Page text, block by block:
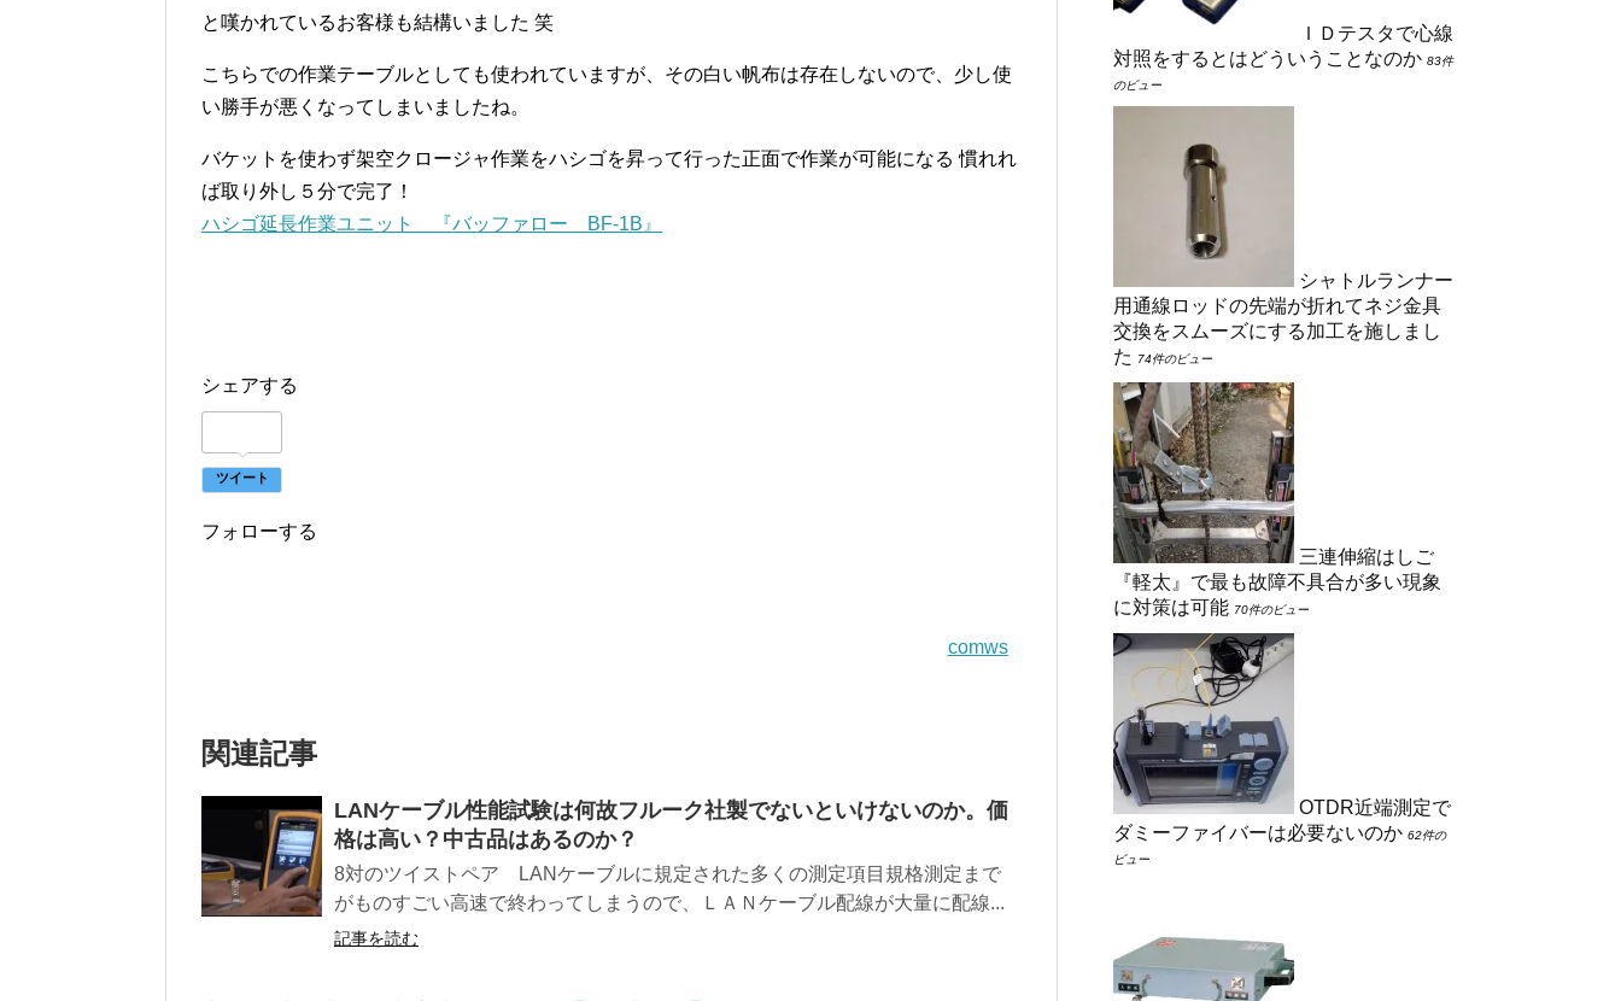
と嘆かれているお客様も結構いました 笑
こちらでの作業テーブルとしても使われていますが、その白い帆布は存在しないので、少し使
い勝手が悪くなってしまいましたね。
バケットを使わず架空クロージャ作業をハシゴを昇って行った正面で作業が可能になる 慣れれ
ば取り外し５分で完了！
ハシゴ延長作業ユニット 『バッファロー BF-1B』
シェアする
ツイート
フォローする
comws
関連記事
LANケーブル性能試験は何故フルーク社製でないといけないのか。価
格は高い？中古品はあるのか？
8対のツイストペア LANケーブルに規定された多くの測定項目規格測定まで
がものすごい高速で終わってしまうので、ＬＡＮケーブル配線が大量に配線...
記事を読む
ＩＤテスタで心線
対照をするとはどういうことなのか 83件
のビュー
シャトルランナー
用通線ロッドの先端が折れてネジ金具
交換をスムーズにする加工を施しまし
た
74件のビュー
三連伸縮はしご
『軽太』で最も故障不具合が多い現象
に対策は可能 70件のビュー
OTDR近端測定で
ダミーファイバーは必要ないのか 62件の
ビュー